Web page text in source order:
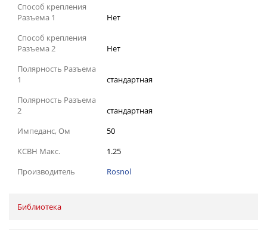
Способ крепления
Разъема 1
Нет
Способ крепления
Разъема 2
Нет
Полярность Разъема
1
стандартная
Полярность Разъема
2
стандартная
Импеданс, Ом
50
КСВН Макс.
1.25
Производитель
Rosnol
Библиотека